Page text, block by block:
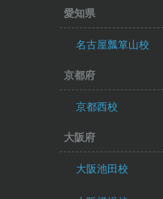
愛知県
名古屋瓢箪山校
京都府
京都西校
大阪府
大阪池田校